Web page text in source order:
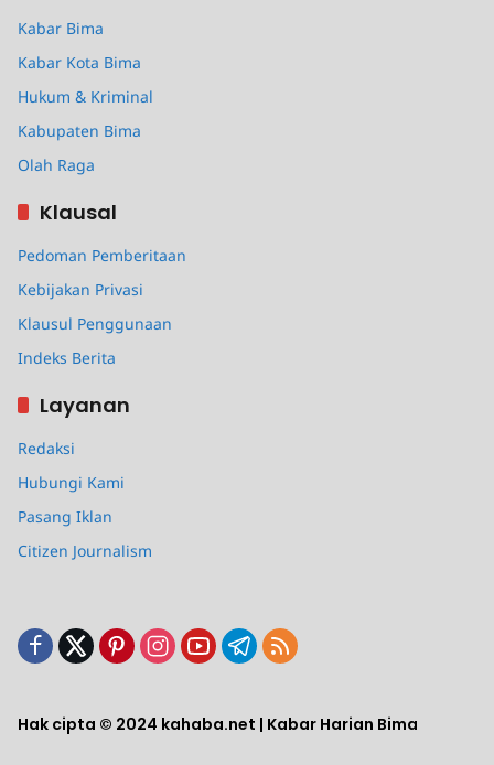
Kabar Bima
Kabar Kota Bima
Hukum & Kriminal
Kabupaten Bima
Olah Raga
Klausal
Pedoman Pemberitaan
Kebijakan Privasi
Klausul Penggunaan
Indeks Berita
Layanan
Redaksi
Hubungi Kami
Pasang Iklan
Citizen Journalism
Hak cipta © 2024 kahaba.net | Kabar Harian Bima